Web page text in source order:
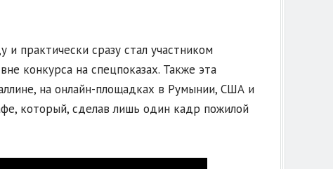
практически сразу стал участником
конкурса на спецпоказах. Также эта
на онлайн-площадках в Румынии, США и
который, сделав лишь один кадр пожилой